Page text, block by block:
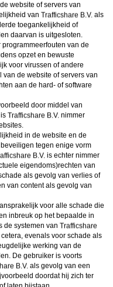
website of servers van
van
als
toegankelijkheid of
daarvan is uitgesloten.
van de
opzet en bewuste
voor virussen of andere
de website of servers van
aan de hard- of software
door middel van
nimmer
in de website en de
tegen enige vorm
is echter nimmer
eigendoms)rechten van
als gevolg van verlies of
van content als gevolg van
voor alle schade die
inbreuk op het bepaalde in
de systemen van
evenals voor schade als
werking van de
De gebruiker is voorts
als gevolg van een
doordat hij zich ter